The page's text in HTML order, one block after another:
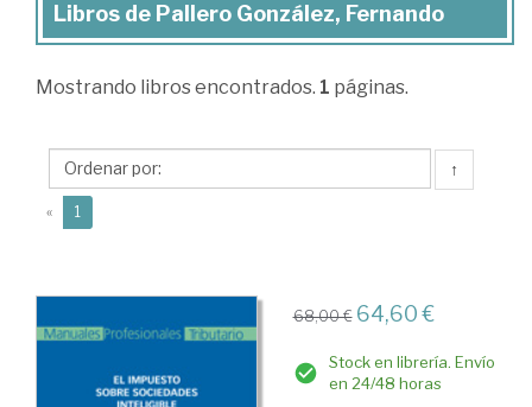
Libros
Pallero
Fernando
Libros de Pallero González, Fernando
Mostrando libros encontrados. 1 páginas.
↑
« 1
68,00 € 64,60 €
Stock en librería. Envío
en 24/48 horas